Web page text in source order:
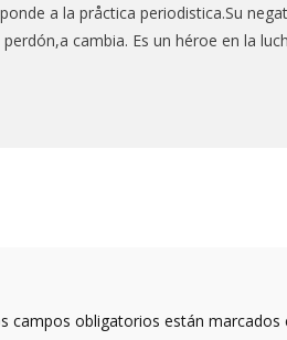
a la pråctica periodistica.Su
cambia. Es un héroe en la
campos obligatorios están marcados